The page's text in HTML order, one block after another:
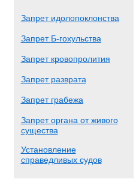
Запрет идолопоклонства
Запрет Б-гохульства
Запрет кровопролития
Запрет разврата
Запрет грабежа
Запрет органа от живого
существа
Установление
справедливых судов